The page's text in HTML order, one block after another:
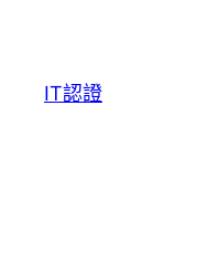
content
IT認證